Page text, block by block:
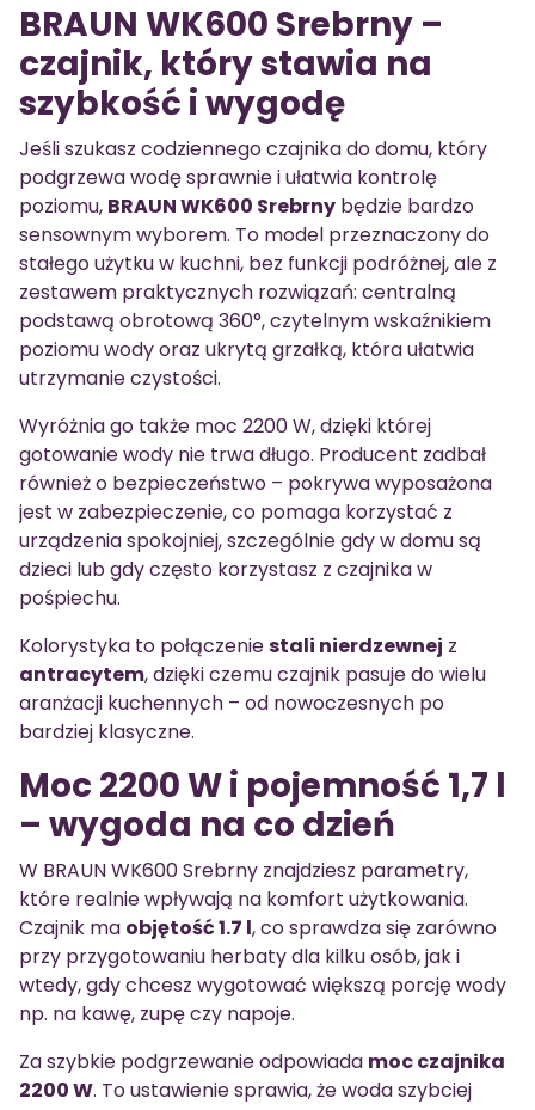
BRAUN WK600 Srebrny –
czajnik, który stawia na
szybkość i wygodę
Jeśli szukasz codziennego czajnika do domu, który
podgrzewa wodę sprawnie i ułatwia kontrolę
poziomu, BRAUN WK600 Srebrny będzie bardzo
sensownym wyborem. To model przeznaczony do
stałego użytku w kuchni, bez funkcji podróżnej, ale z
zestawem praktycznych rozwiązań: centralną
podstawą obrotową 360°, czytelnym wskaźnikiem
poziomu wody oraz ukrytą grzałką, która ułatwia
utrzymanie czystości.
Wyróżnia go także moc 2200 W, dzięki której
gotowanie wody nie trwa długo. Producent zadbał
również o bezpieczeństwo – pokrywa wyposażona
jest w zabezpieczenie, co pomaga korzystać z
urządzenia spokojniej, szczególnie gdy w domu są
dzieci lub gdy często korzystasz z czajnika w
pośpiechu.
Kolorystyka to połączeniestali nierdzewnej z
antracytem, dzięki czemu czajnik pasuje do wielu
aranżacji kuchennych – od nowoczesnych po
bardziej klasyczne.
Moc 2200 W i pojemność 1,7 l
– wygoda na co dzień
W BRAUN WK600 Srebrny znajdziesz parametry,
które realnie wpływają na komfort użytkowania.
Czajnik ma objętość 1.7 l, co sprawdza się zarówno
przy przygotowaniu herbaty dla kilku osób, jak i
wtedy, gdy chcesz wygotować większą porcję wody
np. na kawę, zupę czy napoje.
Za szybkie podgrzewanie odpowiada moc czajnika
2200 W. To ustawienie sprawia, że woda szybciej